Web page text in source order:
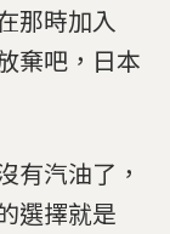
那時加入
棄吧，日本
有汽油了，
選擇就是